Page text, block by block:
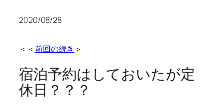
2020/08/28
＜＜前回の続き ＞
宿泊予約はしておいたが定
休日？？？